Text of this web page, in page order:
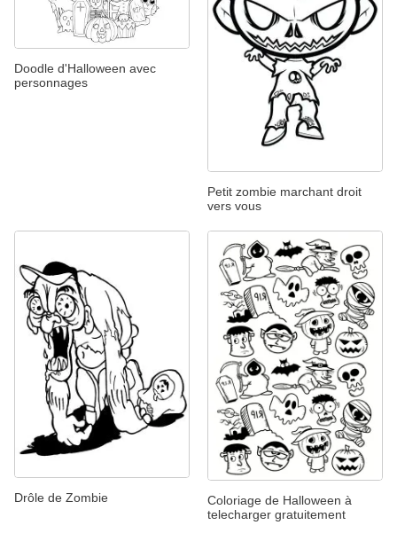
Doodle d'Halloween avec
personnages
Petit zombie marchant droit
vers vous
Drôle de Zombie
Coloriage de Halloween à
telecharger gratuitement